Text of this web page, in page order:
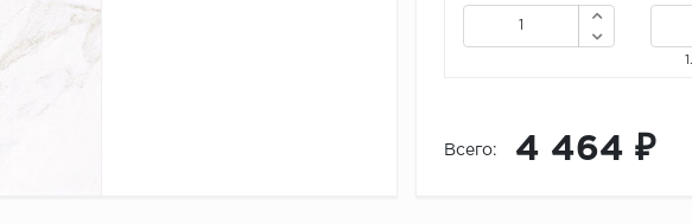
Всего: 4 464 ₽